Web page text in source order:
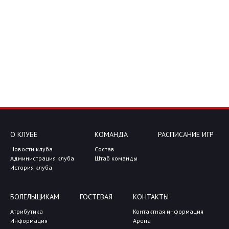
О КЛУБЕ
Новости клуба
Администрация клуба
История клуба
КОМАНДА
Состав
Штаб команды
РАСПИСАНИЕ ИГР
БОЛЕЛЬЩИКАМ
Атрибутика
Информация
ГОСТЕВАЯ КОНТАКТЫ
Контактная информация
Арена